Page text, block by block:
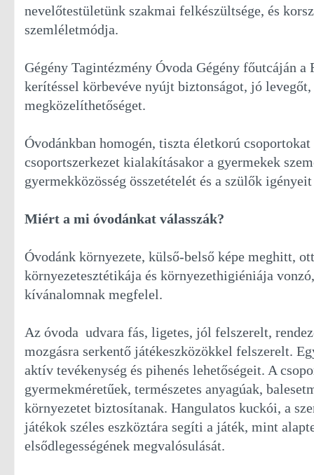
nevelőtestületünk szakmai felkészültsége, és
szemléletmódja.
Gégény Tagintézmény Óvoda Gégény főutcáján
kerítéssel körbevéve nyújt biztonságot, jó
megközelíthetőséget.
Óvodánkban homogén, tiszta életkorú csoportokat
csoportszerkezet kialakításakor a gyermekek
gyermekközösség összetételét és a szülők
Miért a mi óvodánkat válasszák?
Óvodánk környezete, külső-belső képe meghitt,
környezetesztétikája és környezethigiéniája
kívánalomnak megfelel.
Az óvoda udvara fás, ligetes, jól felszerelt,
mozgásra serkentő játékeszközökkel felszerelt.
aktív tevékenység és pihenés lehetőségeit. A
gyermekméretűek, természetes anyagúak,
környezetet biztosítanak. Hangulatos kuckói, a
játékok széles eszköztára segíti a játék, mint
elsődlegességének megvalósulását.